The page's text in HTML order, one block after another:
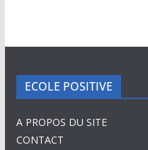
ECOLE POSITIVE
A PROPOS DU SITE
CONTACT